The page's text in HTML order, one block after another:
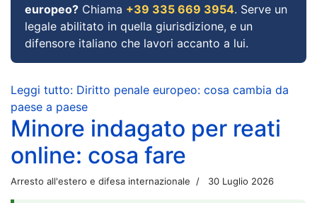
europeo? Chiama +39 335 669 3954. Serve un
legale abilitato in quella giurisdizione, e un
difensore italiano che lavori accanto a lui.
Leggi tutto: Diritto penale europeo: cosa cambia da
paese a paese
Minore indagato per reati
online: cosa fare
Arresto all'estero e difesa internazionale 30 Luglio 2026